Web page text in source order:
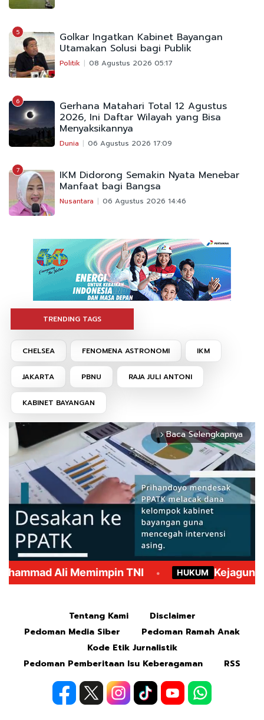
5 Golkar Ingatkan Kabinet Bayangan
Utamakan Solusi bagi Publik
Politik 08 Agustus 2026 05:17
6 Gerhana Matahari Total 12 Agustus
2026, Ini Daftar Wilayah yang Bisa
Menyaksikannya
Dunia 06 Agustus 2026 17:09
7 IKM Didorong Semakin Nyata Menebar
Manfaat bagi Bangsa
Nusantara 06 Agustus 2026 14:46
TRENDING TAGS
CHELSEA FENOMENA ASTRONOMI IKM
JAKARTA PBNU RAJA JULI ANTONI
KABINET BAYANGAN
arrow_forward_ios Baca Selengkapnya
Tentang Kami
Disclaimer
Pedoman Media Siber
Pedoman Ramah Anak
Kode Etik Jurnalistik
Pedoman Pemberitaan Isu Keberagaman
RSS